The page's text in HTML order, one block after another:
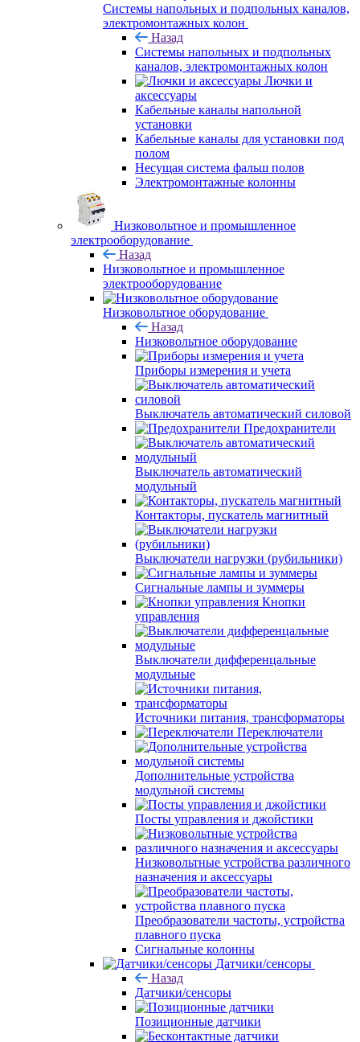
Системы напольных и подпольных каналов,
электромонтажных колон
Назад
Системы напольных и подпольных
каналов, электромонтажных колон
Лючки и
аксессуары
Кабельные каналы напольной
установки
Кабельные каналы для установки под
полом
Несущая система фальш полов
Электромонтажные колонны
Низковольтное и промышленное
электрооборудование
Назад
Низковольтное и промышленное
электрооборудование
Низковольтное оборудование
Назад
Низковольтное оборудование
Приборы измерения и учета
Выключатель автоматический силовой
Предохранители
Выключатель автоматический
модульный
Контакторы, пускатель магнитный
Выключатели нагрузки (рубильники)
Сигнальные лампы и зуммеры
Кнопки
управления
Выключатели дифференцальные
модульные
Источники питания, трансформаторы
Переключатели
Дополнительные устройства
модульной системы
Посты управления и джойстики
Низковольтные устройства различного
назначения и аксессуары
Преобразователи частоты, устройства
плавного пуска
Сигнальные колонны
Датчики/сенсоры
Назад
Датчики/сенсоры
Позиционные датчики